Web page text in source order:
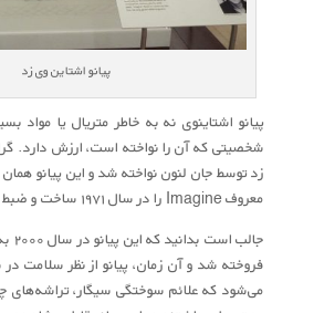
پیانو اشتاین وی زد
پیانو اشتاینوی نه به خاطر متریال یا مواد
شخصیتی که آن را نواخته است، ارزش دارد.
زد توسط جان لنون نواخته شد و این پیانو
معروف Imagine را در سال ۱۹۷۱ ساخت و ضبط کرد.
فروخته شد و آن زمان، پیانو از نظر سلامت
می‌شود که علائم سوختگی سیگار، تراشه‌های